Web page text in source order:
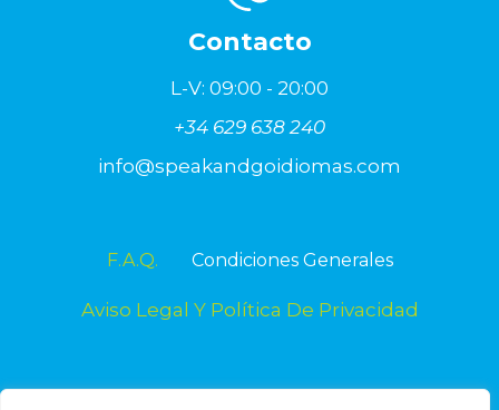
Contacto
L-V: 09:00 - 20:00
+34 629 638 240
info@speakandgoidiomas.com
F.A.Q. Condiciones Generales
Aviso Legal Y Política De Privacidad